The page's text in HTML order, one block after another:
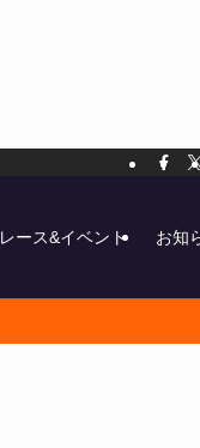
レース&イベント お知